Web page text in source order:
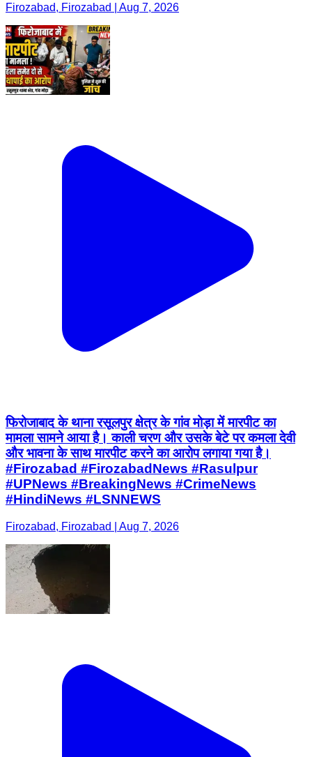
Firozabad, Firozabad | Aug 7, 2026
फिरोजाबाद के थाना रसूलपुर क्षेत्र के गांव मोड़ा में मारपीट का
मामला सामने आया है। काली चरण और उसके बेटे पर कमला देवी
और भावना के साथ मारपीट करने का आरोप लगाया गया है।
#Firozabad #FirozabadNews #Rasulpur
#UPNews #BreakingNews #CrimeNews
#HindiNews #LSNNEWS
Firozabad, Firozabad | Aug 7, 2026